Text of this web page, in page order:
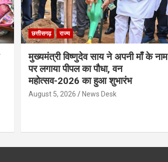
छत्तीसगढ़ राज्य
मुख्यमंत्री विष्णुदेव साय ने अपनी माँ के नाम
पर लगाया पीपल का पौधा, वन
महोत्सव-2026 का हुआ शुभारंभ
August 5, 2026 News Desk